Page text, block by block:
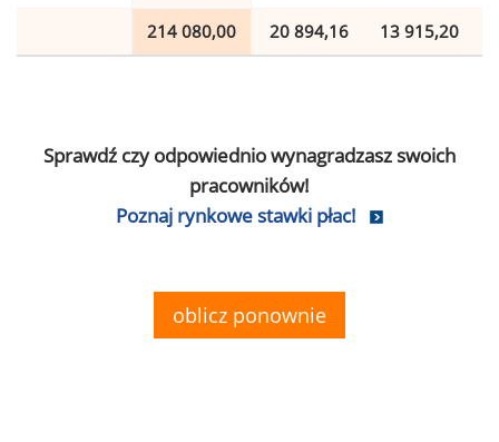
214 080,00 20 894,16 13 915,20
Sprawdź czy odpowiednio wynagradzasz swoich
pracowników!
Poznaj rynkowe stawki płac!
oblicz ponownie